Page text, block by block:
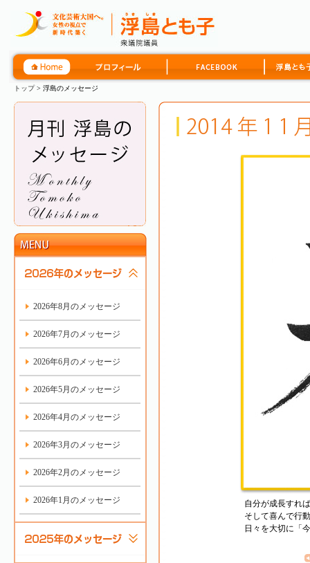
トップ> 浮島のメッセージ
2026年8月のメッセージ
2026年7月のメッセージ
2026年6月のメッセージ
2026年5月のメッセージ
2026年4月のメッセージ
2026年3月のメッセージ
2026年2月のメッセージ
2026年1月のメッセージ
自分が成長すれ
そして喜んで行
日々を大切に「